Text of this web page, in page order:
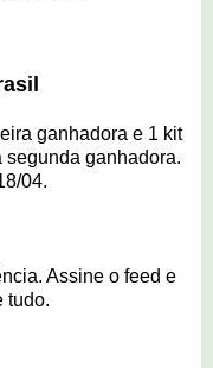
ganhadora e 1 kit
ganhadora.
04.
Assine o feed e
tudo.